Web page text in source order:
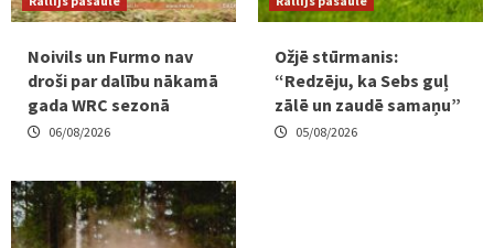
Noivils un Furmo nav
droši par dalību nākamā
gada WRC sezonā
06/08/2026
Ožjē stūrmanis:
“Redzēju, ka Sebs guļ
zālē un zaudē samaņu”
05/08/2026